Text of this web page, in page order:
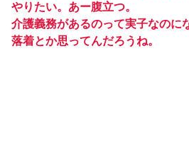
やりたい。あー腹立つ。
介護義務があるのって実子なのに
落着とか思ってんだろうね。